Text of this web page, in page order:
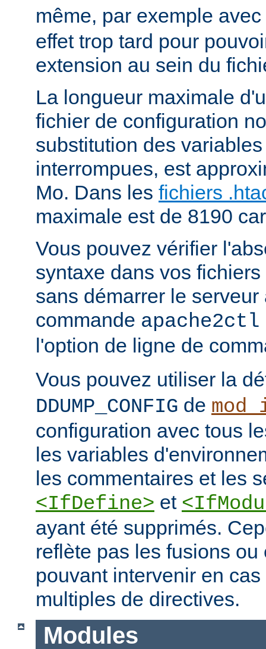
même, par exemple avec
effet trop tard pour
extension au sein du
La longueur maximale
fichier de configuration
substitution des
interrompues, est
Mo. Dans les fichiers
maximale est de 8190
Vous pouvez vérifier
syntaxe dans vos
sans démarrer le
commande
l'option de ligne de
Vous pouvez utiliser la
DDUMP_CONFIG de
configuration avec tous
les variables
les commentaires et les
<IfDefine> et
ayant été supprimés.
reflète pas les fusions ou
pouvant intervenir en
multiples de directives.
Modules